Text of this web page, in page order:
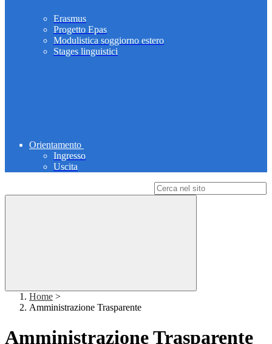
Erasmus
Progetto Epas
Modulistica soggiorno estero
Stages linguistici
Orientamento
Ingresso
Uscita
Home >
Amministrazione Trasparente
Amministrazione Trasparente